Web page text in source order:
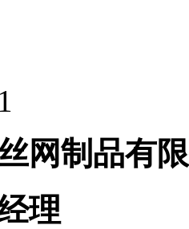
网制品有
理